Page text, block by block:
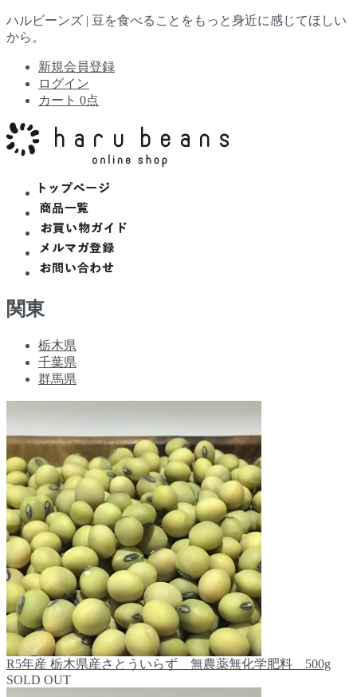
ハルビーンズ | 豆を食べることをもっと身近に感じてほしい
から。
新規会員登録
ログイン
カート 0点
関東
栃木県
千葉県
群馬県
R5年産 栃木県産さとういらず 無農薬無化学肥料 500g
SOLD OUT